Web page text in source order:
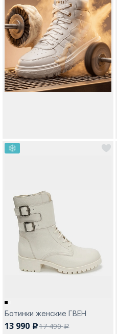
Ботинки женские ГВЕН
13 990 c17 490a